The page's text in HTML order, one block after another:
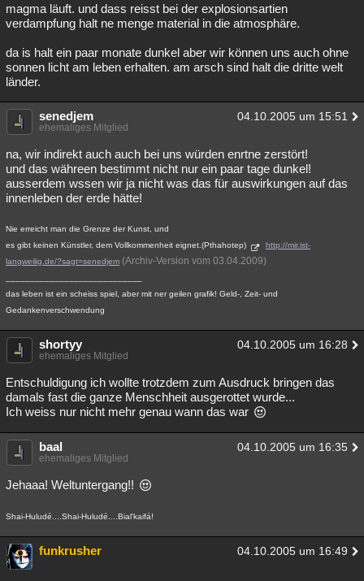
magma läuft. und dass reisst bei der explosionsartien
verdampfung halt ne menge material in die atmosphäre.
da is halt ein paar monate dunkel aber wir können uns auch ohne
sonnen licht am leben erhalten. am arsch sind halt die dritte welt
länder.
senedjem 04.10.2005 um 15:51
ehemaliges Mitglied
na, wir indirekt auch auch bei uns würden enrtne zerstört!
und das währeen bestimmt nicht nur ein paar tage dunkel!
ausserdem wssen wir ja nicht was das für auswirkungen auf das
innenleben der erde hätte!
Nie erreicht man die Grenze der Kunst, und
es gibt keinen Künstler, dem Vollkommenheit eignet.(Pthahotep)
http://mir.ist-
langweilig.de/?sagt=senedjem (Archiv-Version vom 03.04.2009)
das leben ist ein scheiss spiel, aber mit ner geilen grafik! Geld-, Zeit- und
Gedankenverschwendung
shortyy 04.10.2005 um 16:28
ehemaliges Mitglied
Entschuldigung ich wollte trotzdem zum Ausdruck bringen das
damals fast die ganze Menschheit ausgerottet wurde...
Ich weiss nur nicht mehr genau wann das war
baal 04.10.2005 um 16:35
ehemaliges Mitglied
Jehaaa! Weltuntergang!!
Shai-Huludé....Shai-Huludé....Bial'kaifá!
funkrusher 04.10.2005 um 16:49